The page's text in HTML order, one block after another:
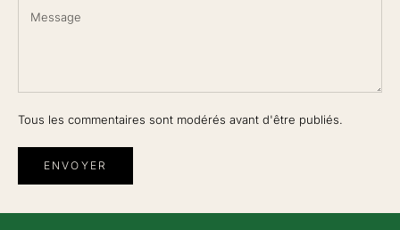
Tous les commentaires sont modérés avant d'être publiés.
ENVOYER